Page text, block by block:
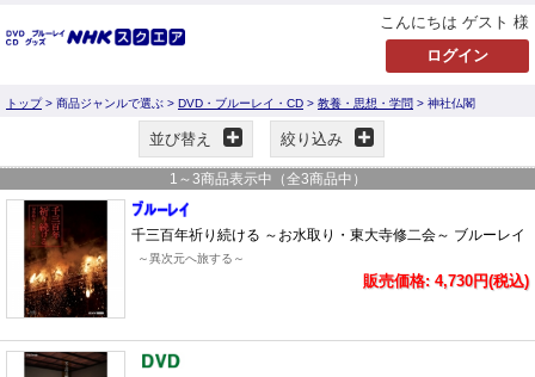
こんにちは ゲスト 様
トップ> 商品ジャンルで選ぶ > DVD・ブルーレイ・CD > 教養・思想・学問 > 神社仏閣
並び替え 絞り込み
1 ～ 3商品表示中（全3商品中）
千三百年祈り続ける ～お水取り・東大寺修二会～ ブルーレイ
～異次元へ旅する～
販売価格: 4,730円(税込)